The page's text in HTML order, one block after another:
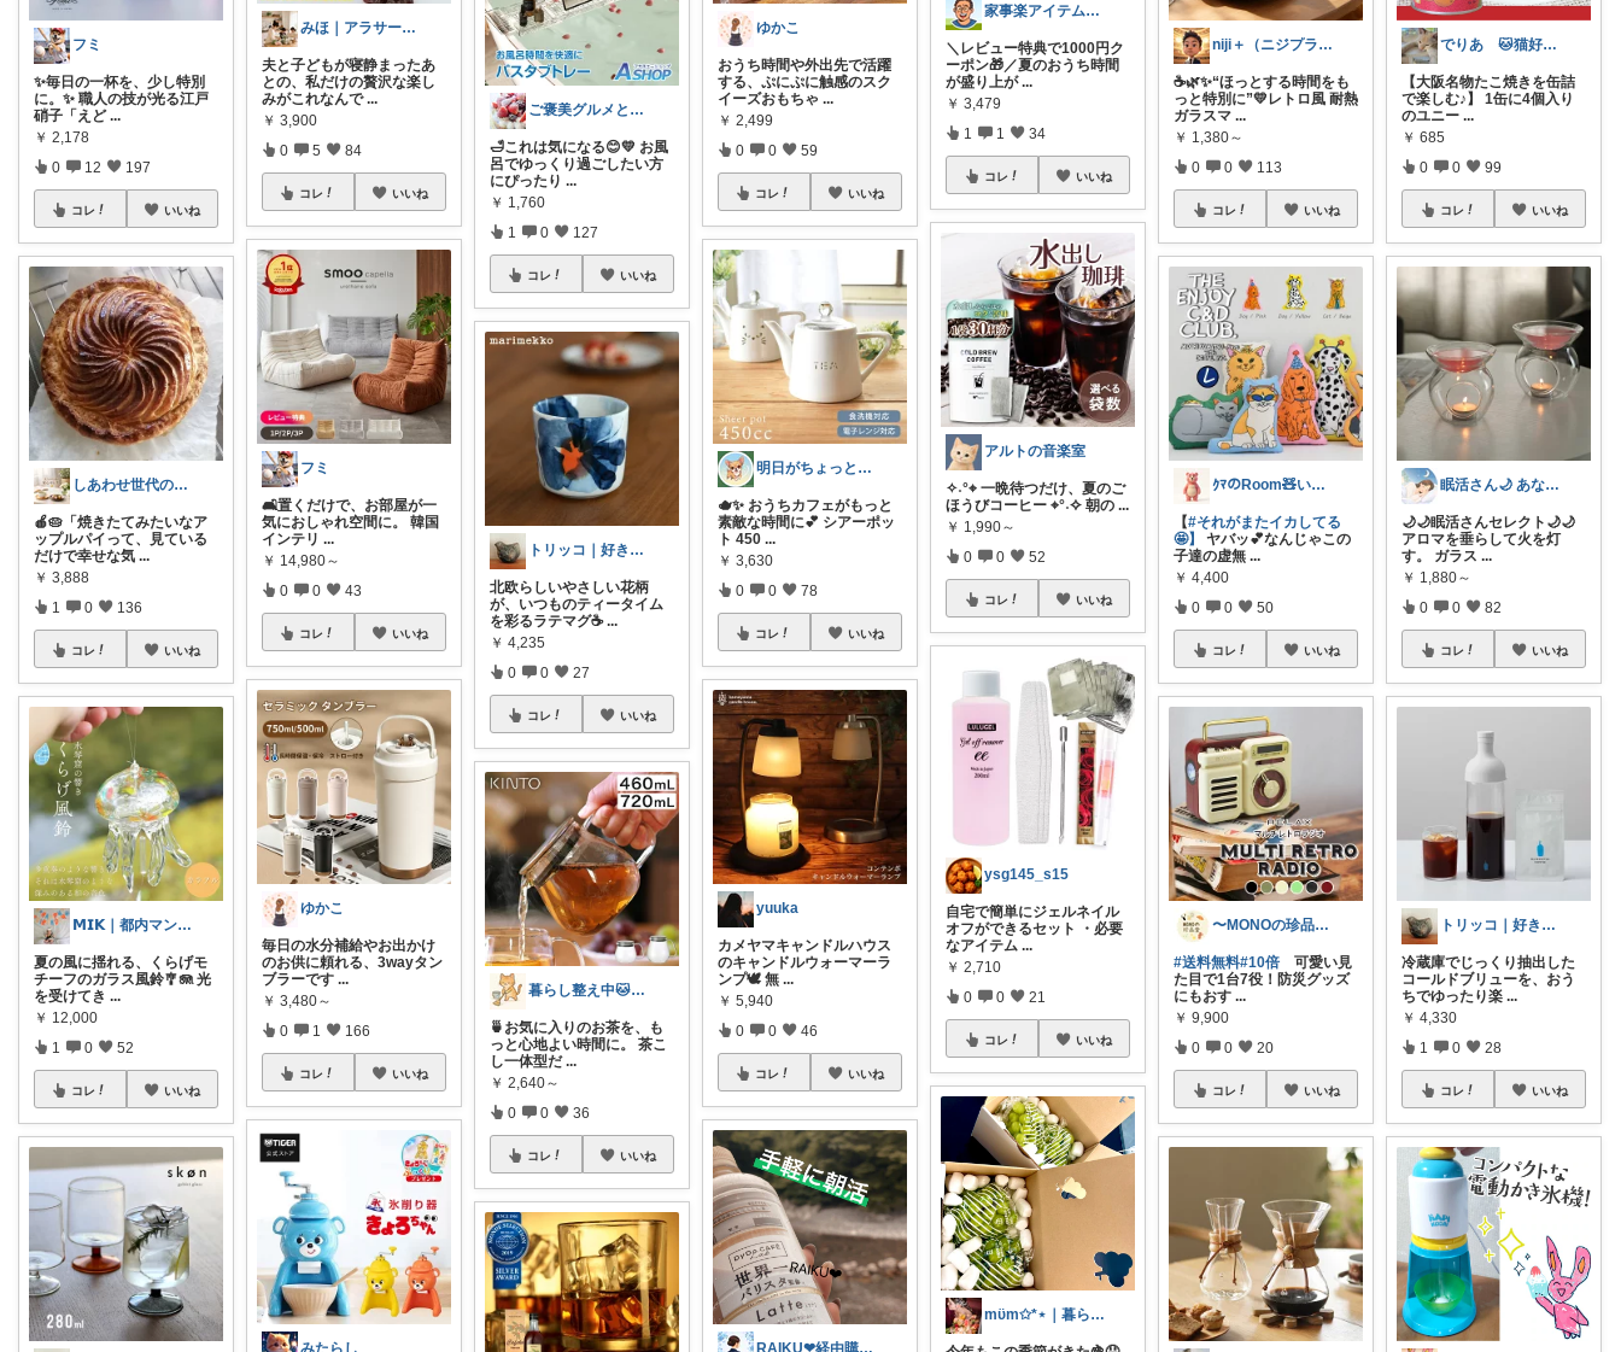
フミ
✨毎日の一杯を、少し特別
に。✨ 職人の技が光る江戸
硝子「えど ...
￥ 2,178
0 12 197
コレ いいね
しあわせ世代のおすすめ便
🍎🥧「焼きたてみたいなア
ップルパイって、見ている
だけで幸せな気 ...
￥ 3,888
1 0 136
コレ いいね
𝗠𝗜𝗞｜都内マンション
夏の風に揺れる、くらげモ
チーフのガラス風鈴🎐🪼 光
を受けてき ...
￥ 12,000
1 0 52
コレ いいね
みほ｜アラサー主婦｜共働き｜2児育児中
夫と子どもが寝静まったあ
との、私だけの贅沢な楽し
みがこれなんで ...
￥ 3,900
0 5 84
コレ いいね
フミ
🛋️置くだけで、お部屋が一
気におしゃれ空間に。 韓国
インテリ ...
￥ 14,980～
0 0 43
コレ いいね
ゆかこ
毎日の水分補給やお出かけ
のお供に頼れる、3wayタン
ブラーです ...
￥ 3,480～
0 1 166
コレ いいね
みたらし
ご褒美グルメと便利キッチン
🛁これは気になる😊💛 お風
呂でゆっくり過ごしたい方
にぴったり ...
￥ 1,760
1 0 127
コレ いいね
トリッコ｜好きな雑貨・インテリア
北欧らしいやさしい花柄
が、いつものティータイム
を彩るラテマグ☕ ...
￥ 4,235
0 0 27
コレ いいね
暮らし整え中🐱たなっち
🍵お気に入りのお茶を、も
っと心地よい時間に。 茶こ
し一体型だ ...
￥ 2,640～
0 0 36
コレ いいね
ゆかこ
おうち時間や外出先で活躍
する、ぷにぷに触感のスク
イーズおもちゃ ...
￥ 2,499
0 0 59
コレ いいね
明日がちょっと好きになる
🫖✨ おうちカフェがもっと
素敵な時間に💕 シアーポッ
ト 450 ...
￥ 3,630
0 0 78
コレ いいね
yuuka
カメヤマキャンドルハウス
のキャンドルウォーマーラ
ンプ🕊️ 無 ...
￥ 5,940
0 0 46
コレ いいね
RAIKU❤︎経由購入感謝❤︎営業中
家事楽アイテム・お得情報大好き子育てパパ
＼レビュー特典で1000円ク
ーポン🎁／夏のおうち時間
が盛り上が ...
￥ 3,479
1 1 34
コレ いいね
アルトの音楽室
✧˖°⌖ 一晩待つだけ、夏のご
ほうびコーヒー ⌖°˖✧ 朝の ...
￥ 1,990～
0 0 52
コレ いいね
ysg145_s15
自宅で簡単にジェルネイル
オフができるセット ・必要
なアイテム ...
￥ 2,710
0 0 21
コレ いいね
mϋm✩*⋆｜暮らしに寄り添うもの
niji＋（ニジプラス）感謝しています
☕🌿✨“ほっとする時間をも
っと特別に”💛レトロ風 耐熱
ガラスマ ...
￥ 1,380～
0 0 113
コレ いいね
ｸﾏのRoom🧸いつもあざます😘✨️
【#それがまたイカしてる
🤩】
ヤバッ💕なんじゃこの
子達の虚無 ...
￥ 4,400
0 0 50
コレ いいね
〜MONOの珍品堂〜
#送料無料#10倍 可愛い見
た目で1台7役！防災グッズ
にもおす ...
￥ 9,900
0 0 20
コレ いいね
でりあ 🐱猫好きのグルメ
【大阪名物たこ焼きを缶詰
で楽しむ♪】 1缶に4個入り
のユニー ...
￥ 685
0 0 99
コレ いいね
眠活さん🌙 あなたの眠りをお手伝い
🌙🌙眠活さんセレクト🌙🌙
アロマを垂らして火を灯
す。 ガラス ...
￥ 1,880～
0 0 82
コレ いいね
トリッコ｜好きな雑貨・インテリア
冷蔵庫でじっくり抽出した
コールドブリューを、おう
ちでゆったり楽 ...
￥ 4,330
1 0 28
コレ いいね